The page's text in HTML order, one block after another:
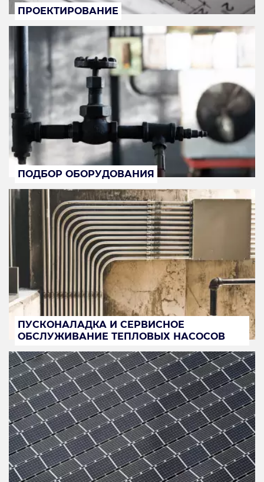
ПРОЕКТИРОВАНИЕ
ПОДБОР ОБОРУДОВАНИЯ
ПУСКОНАЛАДКА И СЕРВИСНОЕ
ОБСЛУЖИВАНИЕ ТЕПЛОВЫХ НАСОСОВ